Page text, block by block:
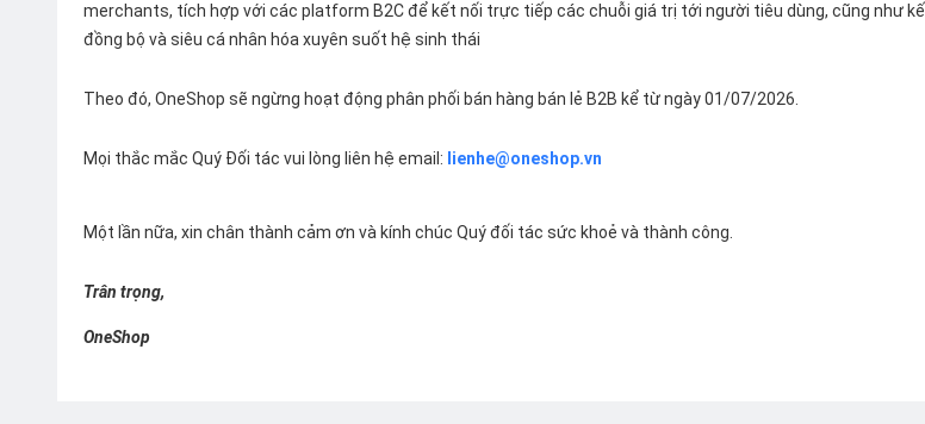
merchants, tích hợp với các platform B2C để kết nối trực tiếp các chuỗi giá trị tới người tiêu dùng, cũng như
đồng bộ và siêu cá nhân hóa xuyên suốt hệ sinh thái
Theo đó, OneShop sẽ ngừng hoạt động phân phối bán hàng bán lẻ B2B kể từ ngày 01/07/2026.
Mọi thắc mắc Quý Đối tác vui lòng liên hệ email: lienhe@oneshop.vn
Một lần nữa, xin chân thành cảm ơn và kính chúc Quý đối tác sức khoẻ và thành công.
Trân trọng,
OneShop